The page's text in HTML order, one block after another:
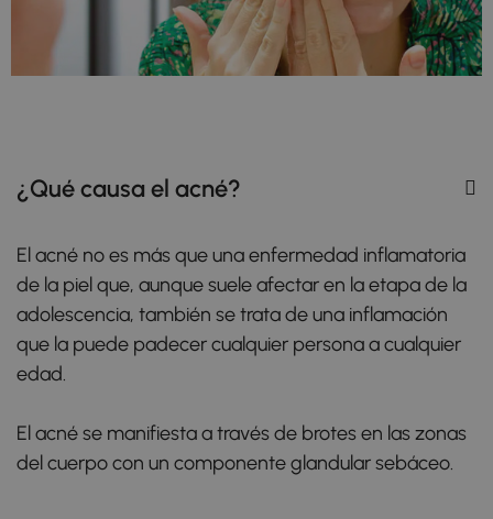
¿Qué causa el acné?
El acné no es más que una enfermedad inflamatoria
de la piel que, aunque suele afectar en la etapa de la
adolescencia, también se trata de una inflamación
que la puede padecer cualquier persona a cualquier
edad.
El acné se manifiesta a través de brotes en las zonas
del cuerpo con un componente glandular sebáceo.